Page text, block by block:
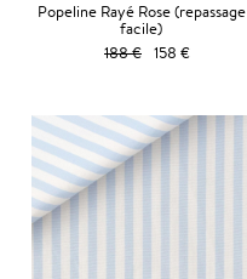
Popeline Rayé Rose (repassage
facile)
188 € 158 €